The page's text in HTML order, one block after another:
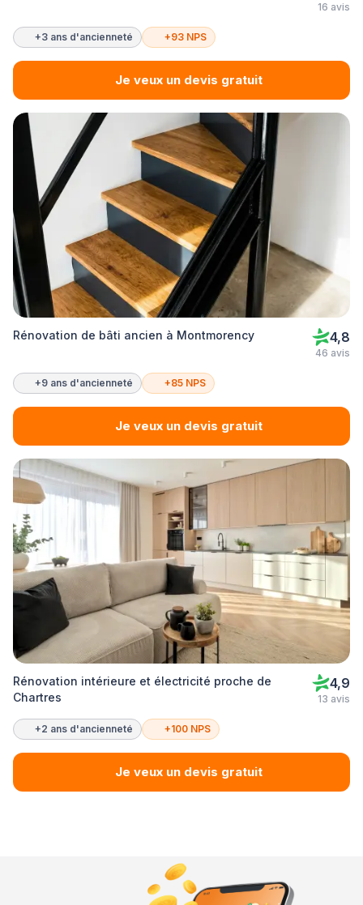
16 avis
+3 ans d'ancienneté +93 NPS
Je veux un devis gratuit
Rénovation de bâti ancien à Montmorency 4,8
46 avis
+9 ans d'ancienneté +85 NPS
Je veux un devis gratuit
Rénovation intérieure et électricité proche de
Chartres
4,9
13 avis
+2 ans d'ancienneté +100 NPS
Je veux un devis gratuit